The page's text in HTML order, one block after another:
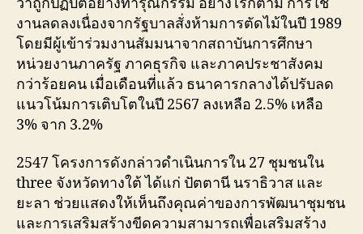
งานลดลงเนื่องจากรัฐบาลสั่งห้ามการตัดไม้ในปี 1989
โดยมีผู้เข้าร่วมงานสัมมนาจากสถาบันการศึกษา
หน่วยงานภาครัฐ ภาคธุรกิจ และภาคประชาสังคม
กว่าร้อยคน เมื่อเดือนที่แล้ว ธนาคารกลางได้ปรับลด
แนวโน้มการเติบโตในปี 2567 ลงเหลือ 2.5% เหลือ
3% จาก 3.2%
2547 โครงการดังกล่าวดำเนินการใน 27 ชุมชนใน
three จังหวัดทางใต้ ได้แก่ ปัตตานี นราธิวาส และ
ยะลา ช่วยแสดงให้เห็นถึงคุณค่าของการพัฒนาชุมชน
และการเสริมสร้างขีดความสามารถเพื่อเสริมสร้าง